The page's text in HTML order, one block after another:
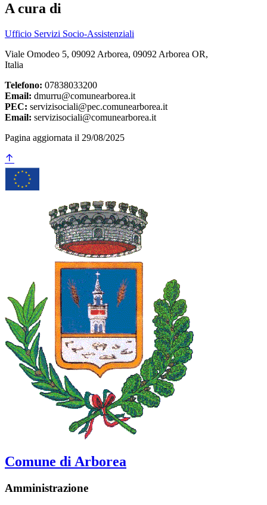
A cura di
Ufficio Servizi Socio-Assistenziali
Viale Omodeo 5, 09092 Arborea, 09092 Arborea OR,
Italia
Telefono: 07838033200
Email: dmurru@comunearborea.it
PEC: servizisociali@pec.comunearborea.it
Email: servizisociali@comunearborea.it
Pagina aggiornata il 29/08/2025
Comune di Arborea
Amministrazione